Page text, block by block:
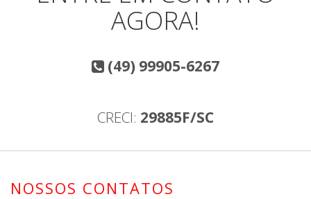
AGORA!
(49) 99905-6267
CRECI: 29885F/SC
NOSSOS CONTATOS